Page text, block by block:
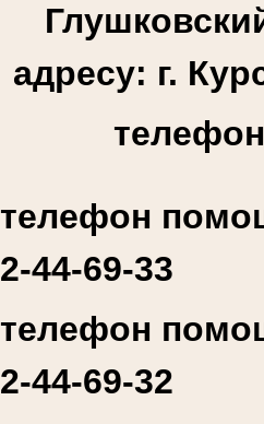
адресу: г.
телефон
2-44-69-33
телефон
2-44-69-32